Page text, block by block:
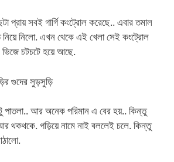
প্রায় সবই গার্গি কংট্রোল করেছে.. এবার তমাল
নিয়ে নিলো. এখন থেকে এই খেলা সেই কংট্রোল
ভিজে চটচটে হয়ে আছে.
গুদের সুড়সুড়ি
আর অনেক পরিমান এ বের হয়.. কিন্তু
থকথকে. গড়িয়ে নামে নাই বললেই চলে. কিন্তু